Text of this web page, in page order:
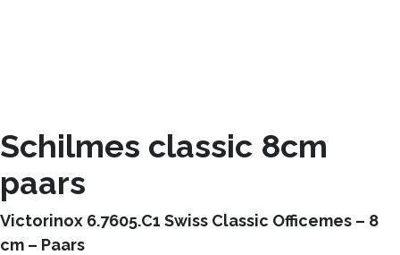
Schilmes classic 8cm
paars
Victorinox 6.7605.C1 Swiss Classic Officemes – 8
cm – Paars